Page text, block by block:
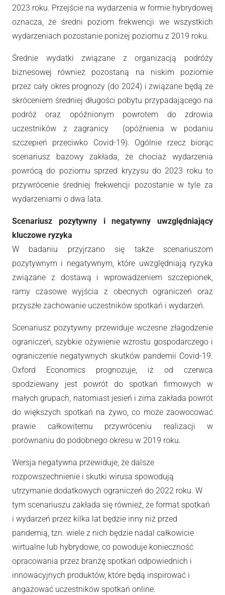
2023 roku. Przejście na wydarzenia w formie hybrydowej
oznacza, że średni poziom frekwencji we wszystkich
wydarzeniach pozostanie poniżej poziomu z 2019 roku.
Średnie wydatki związane z organizacją podróży
biznesowej również pozostaną na niskim poziomie
przez cały okres prognozy (do 2024) i związane będą ze
skróceniem średniej długości pobytu przypadającego na
podróż oraz opóźnionym powrotem do zdrowia
uczestników z zagranicy (opóźnienia w podaniu
szczepień przeciwko Covid-19). Ogólnie rzecz biorąc
scenariusz bazowy zakłada, że chociaż wydarzenia
powrócą do poziomu sprzed kryzysu do 2023 roku to
przywrócenie średniej frekwencji pozostanie w tyle za
wydarzeniami o dwa lata.
Scenariusz pozytywny i negatywny uwzględniający
kluczowe ryzyka
W badaniu przyjrzano się także scenariuszom
pozytywnym i negatywnym, które uwzględniają ryzyka
związane z dostawą i wprowadzeniem szczepionek,
ramy czasowe wyjścia z obecnych ograniczeń oraz
przyszłe zachowanie uczestników spotkań i wydarzeń.
Scenariusz pozytywny przewiduje wczesne złagodzenie
ograniczeń, szybkie ożywienie wzrostu gospodarczego i
ograniczenie negatywnych skutków pandemii Covid-19.
Oxford Economics prognozuje, iż od czerwca
spodziewany jest powrót do spotkań firmowych w
małych grupach, natomiast jesień i zima zakłada powrót
do większych spotkań na żywo, co może zaowocować
prawie całkowitemu przywróceniu realizacji w
porównaniu do podobnego okresu w 2019 roku.
Wersja negatywna przewiduje, że dalsze
rozpowszechnienie i skutki wirusa spowodują
utrzymanie dodatkowych ograniczeń do 2022 roku. W
tym scenariuszu zakłada się również, że format spotkań
i wydarzeń przez kilka lat będzie inny niż przed
pandemią, tzn. wiele z nich będzie nadal całkowicie
wirtualne lub hybrydowe, co powoduje konieczność
opracowania przez branżę spotkań odpowiednich i
innowacyjnych produktów, które będą inspirować i
angażować uczestników spotkań online.